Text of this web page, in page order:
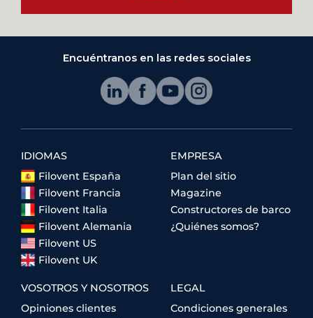
Encuéntranos en las redes sociales
IDIOMAS
Filovent España
Filovent Francia
Filovent Italia
Filovent Alemania
Filovent US
Filovent UK
EMPRESA
Plan del sitio
Magazine
Constructores de barco
¿Quiénes somos?
VOSOTROS Y NOSOTROS
Opiniones clientes
LEGAL
Condiciones generales